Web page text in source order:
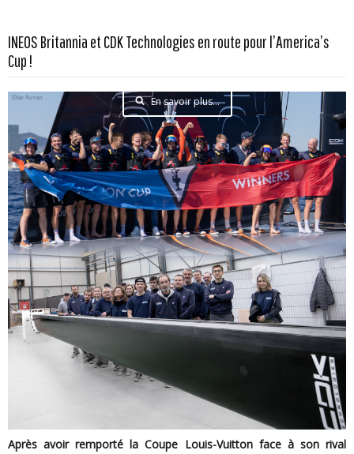
INEOS Britannia et CDK Technologies en route pour l’America’s
Cup !
En savoir plus...
Après avoir remporté la Coupe Louis-Vuitton face à son rival